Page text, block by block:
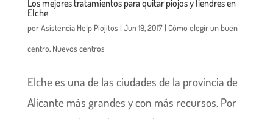
Los mejores tratamientos para quitar piojos y liendres en
Elche
porAsistencia Help Piojitos | Jun 19, 2017| Cómo elegir un buen
centro, Nuevos centros
Elche es una de las ciudades de la provincia de
Alicante más grandes y con más recursos. Por